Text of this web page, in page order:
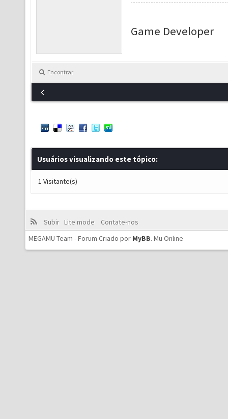
Game Developer
Encontrar
Usuários visualizando este tópico:
1 Visitante(s)
Subir Lite mode
Contate-nos
MEGAMU Team - Forum Criado por MyBB. Mu Online